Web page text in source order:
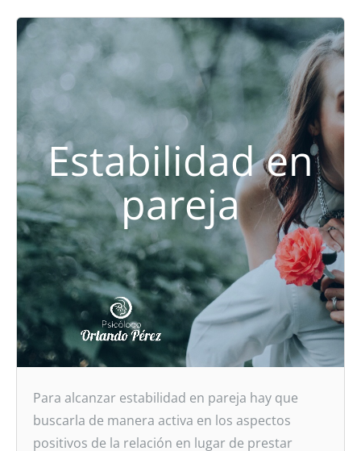
Estabilidad en
pareja
Para alcanzar estabilidad en pareja hay que
buscarla de manera activa en los aspectos
positivos de la relación en lugar de prestar